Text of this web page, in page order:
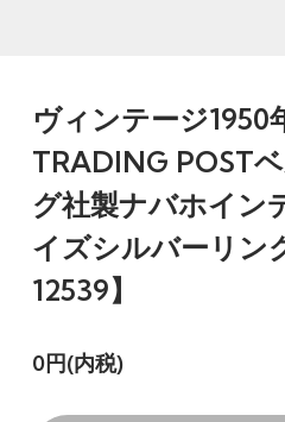
ヴィンテージ1950
TRADING POST
グ社製ナバホイン
イズシルバーリン
12539】
0円(内税)